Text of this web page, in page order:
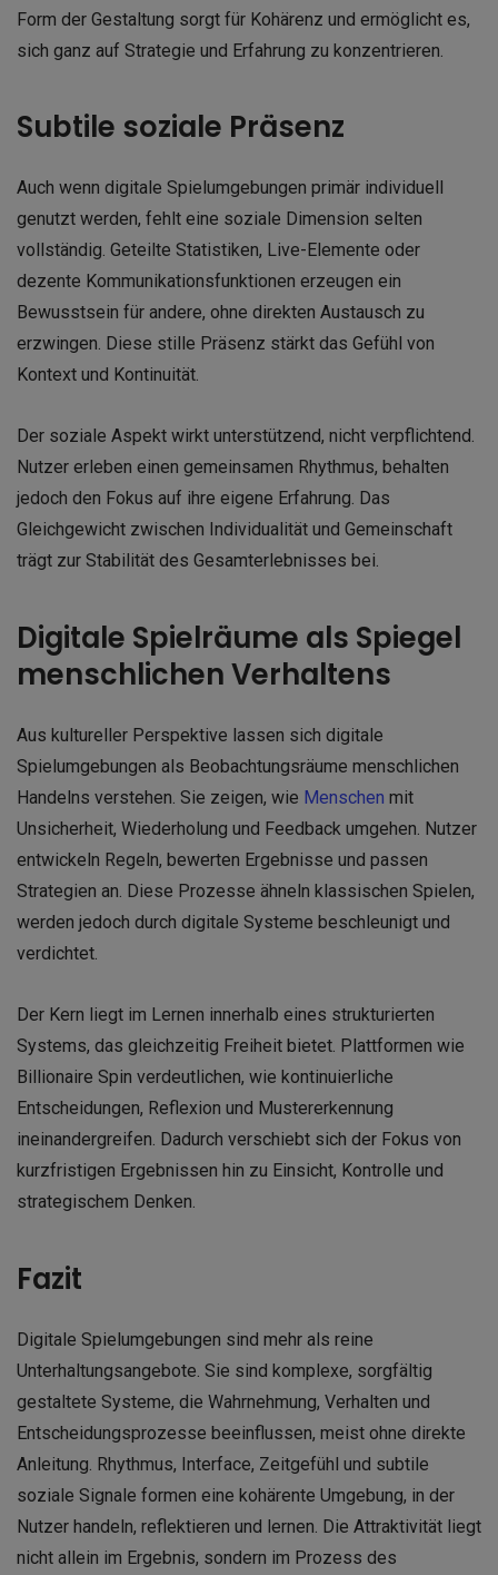
Form der Gestaltung sorgt für Kohärenz und ermöglicht es,
sich ganz auf Strategie und Erfahrung zu konzentrieren.
Subtile soziale Präsenz
Auch wenn digitale Spielumgebungen primär individuell
genutzt werden, fehlt eine soziale Dimension selten
vollständig. Geteilte Statistiken, Live-Elemente oder
dezente Kommunikationsfunktionen erzeugen ein
Bewusstsein für andere, ohne direkten Austausch zu
erzwingen. Diese stille Präsenz stärkt das Gefühl von
Kontext und Kontinuität.
Der soziale Aspekt wirkt unterstützend, nicht verpflichtend.
Nutzer erleben einen gemeinsamen Rhythmus, behalten
jedoch den Fokus auf ihre eigene Erfahrung. Das
Gleichgewicht zwischen Individualität und Gemeinschaft
trägt zur Stabilität des Gesamterlebnisses bei.
Digitale Spielräume als Spiegel
menschlichen Verhaltens
Aus kultureller Perspektive lassen sich digitale
Spielumgebungen als Beobachtungsräume menschlichen
Handelns verstehen. Sie zeigen, wie Menschen mit
Unsicherheit, Wiederholung und Feedback umgehen. Nutzer
entwickeln Regeln, bewerten Ergebnisse und passen
Strategien an. Diese Prozesse ähneln klassischen Spielen,
werden jedoch durch digitale Systeme beschleunigt und
verdichtet.
Der Kern liegt im Lernen innerhalb eines strukturierten
Systems, das gleichzeitig Freiheit bietet. Plattformen wie
Billionaire Spin verdeutlichen, wie kontinuierliche
Entscheidungen, Reflexion und Mustererkennung
ineinandergreifen. Dadurch verschiebt sich der Fokus von
kurzfristigen Ergebnissen hin zu Einsicht, Kontrolle und
strategischem Denken.
Fazit
Digitale Spielumgebungen sind mehr als reine
Unterhaltungsangebote. Sie sind komplexe, sorgfältig
gestaltete Systeme, die Wahrnehmung, Verhalten und
Entscheidungsprozesse beeinflussen, meist ohne direkte
Anleitung. Rhythmus, Interface, Zeitgefühl und subtile
soziale Signale formen eine kohärente Umgebung, in der
Nutzer handeln, reflektieren und lernen. Die Attraktivität liegt
nicht allein im Ergebnis, sondern im Prozess des